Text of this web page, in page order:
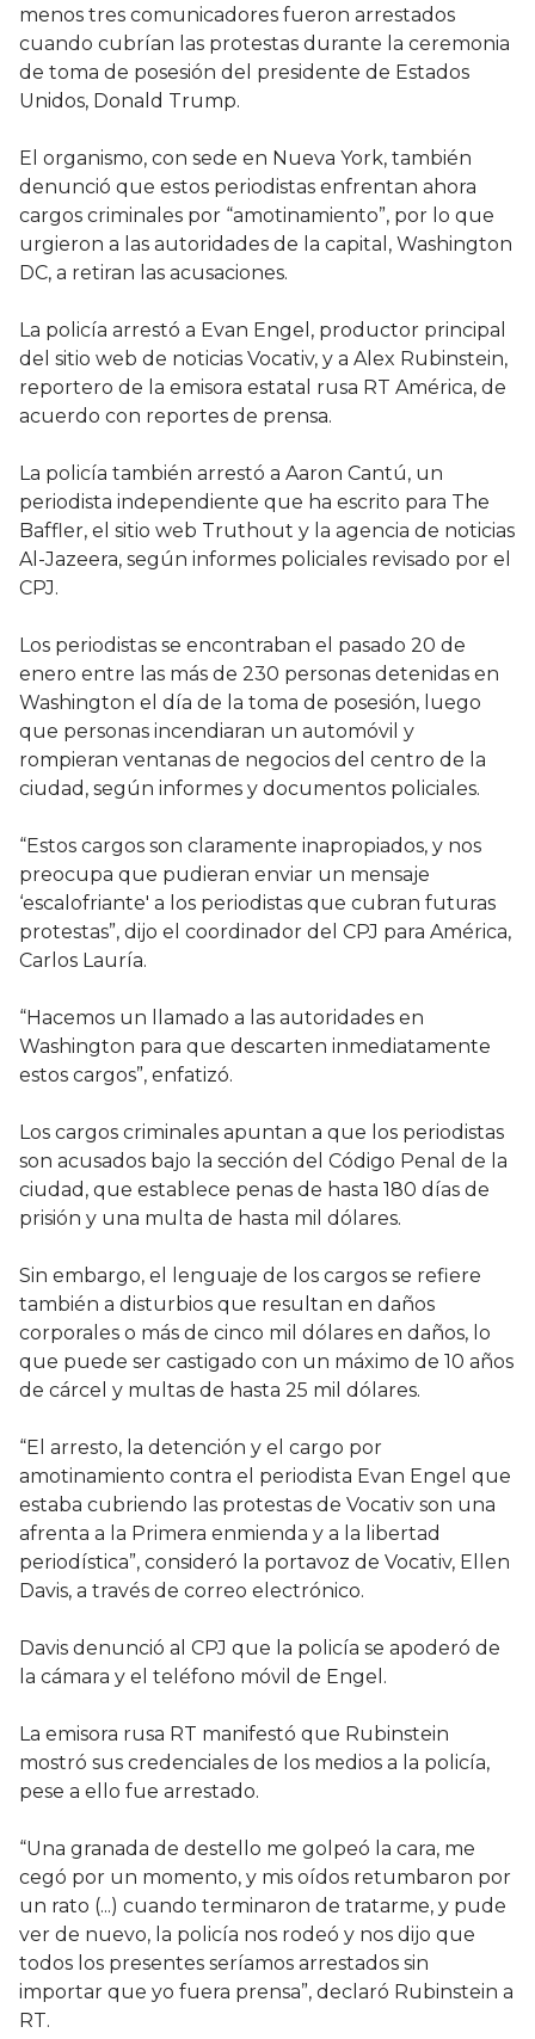
menos tres comunicadores fueron arrestados
cuando cubrían las protestas durante la ceremonia
de toma de posesión del presidente de Estados
Unidos, Donald Trump.
El organismo, con sede en Nueva York, también
denunció que estos periodistas enfrentan ahora
cargos criminales por “amotinamiento”, por lo que
urgieron a las autoridades de la capital, Washington
DC, a retiran las acusaciones.
La policía arrestó a Evan Engel, productor principal
del sitio web de noticias Vocativ, y a Alex Rubinstein,
reportero de la emisora estatal rusa RT América, de
acuerdo con reportes de prensa.
La policía también arrestó a Aaron Cantú, un
periodista independiente que ha escrito para The
Baffler, el sitio web Truthout y la agencia de noticias
Al-Jazeera, según informes policiales revisado por el
CPJ.
Los periodistas se encontraban el pasado 20 de
enero entre las más de 230 personas detenidas en
Washington el día de la toma de posesión, luego
que personas incendiaran un automóvil y
rompieran ventanas de negocios del centro de la
ciudad, según informes y documentos policiales.
“Estos cargos son claramente inapropiados, y nos
preocupa que pudieran enviar un mensaje
‘escalofriante' a los periodistas que cubran futuras
protestas”, dijo el coordinador del CPJ para América,
Carlos Lauría.
“Hacemos un llamado a las autoridades en
Washington para que descarten inmediatamente
estos cargos”, enfatizó.
Los cargos criminales apuntan a que los periodistas
son acusados bajo la sección del Código Penal de la
ciudad, que establece penas de hasta 180 días de
prisión y una multa de hasta mil dólares.
Sin embargo, el lenguaje de los cargos se refiere
también a disturbios que resultan en daños
corporales o más de cinco mil dólares en daños, lo
que puede ser castigado con un máximo de 10 años
de cárcel y multas de hasta 25 mil dólares.
“El arresto, la detención y el cargo por
amotinamiento contra el periodista Evan Engel que
estaba cubriendo las protestas de Vocativ son una
afrenta a la Primera enmienda y a la libertad
periodística”, consideró la portavoz de Vocativ, Ellen
Davis, a través de correo electrónico.
Davis denunció al CPJ que la policía se apoderó de
la cámara y el teléfono móvil de Engel.
La emisora rusa RT manifestó que Rubinstein
mostró sus credenciales de los medios a la policía,
pese a ello fue arrestado.
“Una granada de destello me golpeó la cara, me
cegó por un momento, y mis oídos retumbaron por
un rato (...) cuando terminaron de tratarme, y pude
ver de nuevo, la policía nos rodeó y nos dijo que
todos los presentes seríamos arrestados sin
importar que yo fuera prensa”, declaró Rubinstein a
RT.